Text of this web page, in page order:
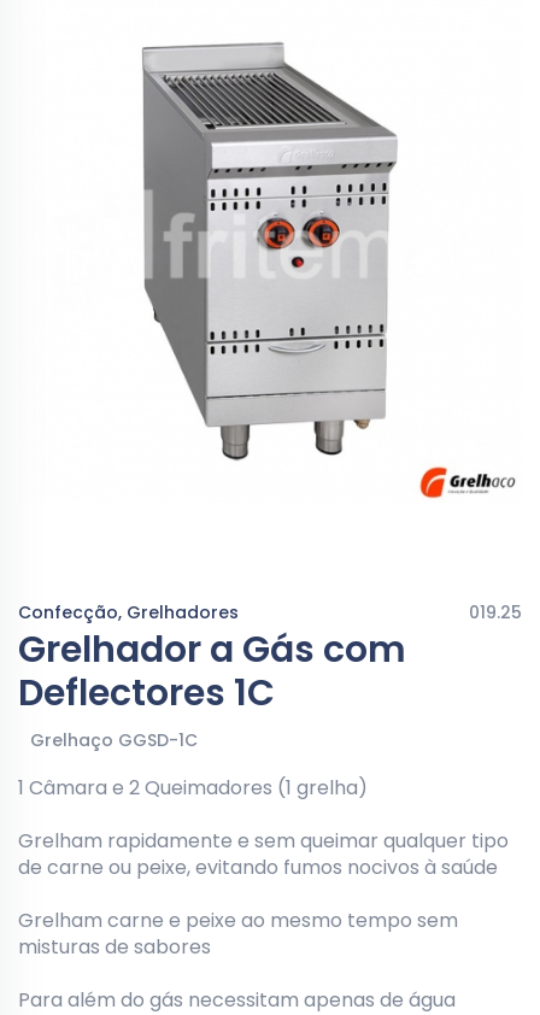
Confecção, Grelhadores 019.25
Grelhador a Gás com
Deflectores 1C
Grelhaço GGSD-1C
1 Câmara e 2 Queimadores (1 grelha)
Grelham rapidamente e sem queimar qualquer tipo
de carne ou peixe, evitando fumos nocivos à saúde
Grelham carne e peixe ao mesmo tempo sem
misturas de sabores
Para além do gás necessitam apenas de água